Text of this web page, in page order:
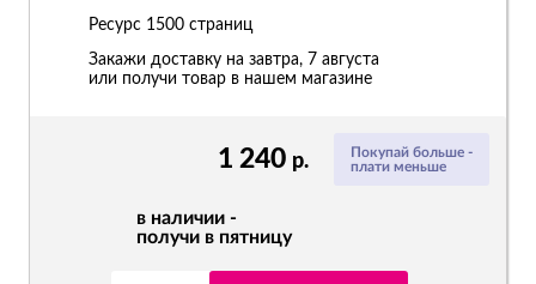
Покупай больше -
плати меньше
1 240 р.
в наличии -
получи в пятницу
Ресурс 1500 страниц
Закажи доставку на завтра, 7 августа
или получи товар в нашем магазине